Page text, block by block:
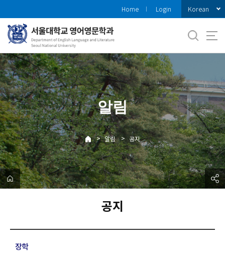
로
메
뉴
Home Login Korean
알림
> 알림 > 공지
공지
장학